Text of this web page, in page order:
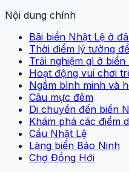
Nội dung chính
Bãi biển Nhật Lệ ở
Thời điểm lý tưởng
Trải nghiệm gì ở biển
Hoạt động vui chơi
Ngắm bình minh và
Câu mực đêm
Di chuyển đến biển
Khám phá các điểm
Cầu Nhật Lệ
Làng biển Bảo Ninh
Chợ Đồng Hới